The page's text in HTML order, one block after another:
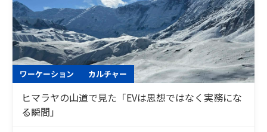
ワーケーション カルチャー
ヒマラヤの山道で見た「EVは思想ではなく実務にな
る瞬間」